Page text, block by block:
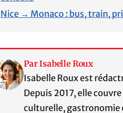
Nice → Monaco : bus, train,
Par Isabelle Roux
Isabelle Roux est
Depuis 2017, elle
culturelle, gastronomie